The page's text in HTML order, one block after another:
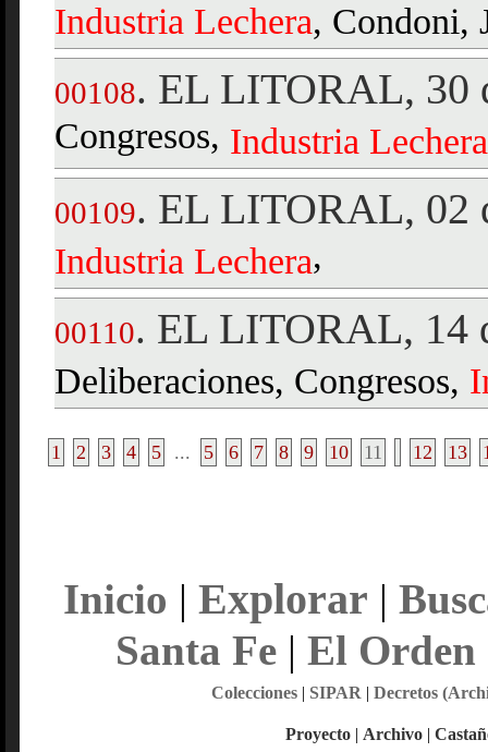
Industria Lechera, Condoni,
00108. EL LITORAL, 30
Congresos, Industria Lechera
00109. EL LITORAL, 02
Industria Lechera,
00110. EL LITORAL, 14
Deliberaciones, Congresos,
1 2 3 4 5 ... 5 6 7 8 9 10 11 12 13
Inicio | Explorar |
Santa Fe| El Orden
Colecciones| SIPAR | Decretos
Proyecto | Archivo |